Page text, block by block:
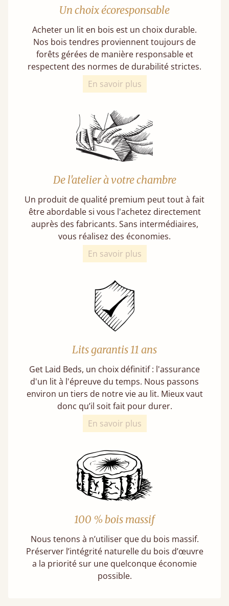
Un choix écoresponsable
Acheter un lit en bois est un choix durable.
Nos bois tendres proviennent toujours de
forêts gérées de manière responsable et
respectent des normes de durabilité strictes.
En savoir plus
De l'atelier à votre chambre
Un produit de qualité premium peut tout à fait
être abordable si vous l'achetez directement
auprès des fabricants. Sans intermédiaires,
vous réalisez des économies.
En savoir plus
Lits garantis 11 ans
Get Laid Beds, un choix définitif : l'assurance
d'un lit à l'épreuve du temps. Nous passons
environ un tiers de notre vie au lit. Mieux vaut
donc qu’il soit fait pour durer.
En savoir plus
100 % bois massif
Nous tenons à n’utiliser que du bois massif.
Préserver l’intégrité naturelle du bois d’œuvre
a la priorité sur une quelconque économie
possible.